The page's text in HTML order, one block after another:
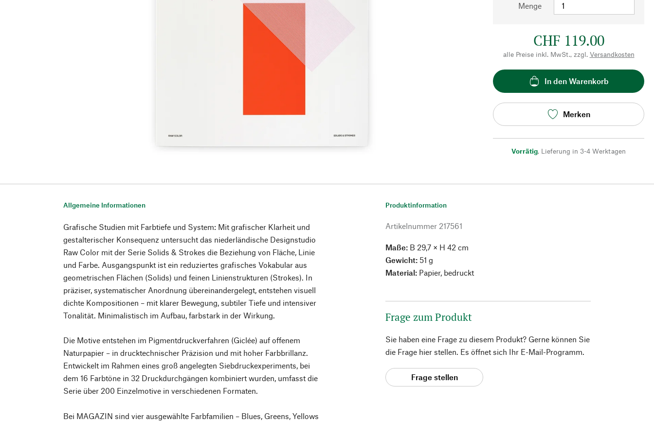
Menge
CHF 119.00
alle Preise inkl. MwSt., zzgl. Versandkosten
In den Warenkorb
Merken
Vorrätig, Lieferung in 3-4 Werktagen
Allgemeine Informationen
Grafische Studien mit Farbtiefe und System: Mit grafischer Klarheit und
gestalterischer Konsequenz untersucht das niederländische Designstudio
Raw Color mit der Serie Solids & Strokes die Beziehung von Fläche, Linie
und Farbe. Ausgangspunkt ist ein reduziertes grafisches Vokabular aus
geometrischen Flächen (Solids) und feinen Linienstrukturen (Strokes). In
präziser, systematischer Anordnung übereinandergelegt, entstehen visuell
dichte Kompositionen – mit klarer Bewegung, subtiler Tiefe und intensiver
Tonalität. Minimalistisch im Aufbau, farbstark in der Wirkung.
Die Motive entstehen im Pigmentdruckverfahren (Giclée) auf offenem
Naturpapier – in drucktechnischer Präzision und mit hoher Farbbrillanz.
Entwickelt im Rahmen eines groß angelegten Siebdruckexperiments, bei
dem 16 Farbtöne in 32 Druckdurchgängen kombiniert wurden, umfasst die
Serie über 200 Einzelmotive in verschiedenen Formaten.
Bei MAGAZIN sind vier ausgewählte Farbfamilien – Blues, Greens, Yellows
Produktinformation
Artikelnummer 217561
Maße: B 29,7 × H 42 cm
Gewicht: 51 g
Material: Papier, bedruckt
Frage zum Produkt
Sie haben eine Frage zu diesem Produkt? Gerne können Sie
die Frage hier stellen. Es öffnet sich Ihr E-Mail-Programm.
Frage stellen